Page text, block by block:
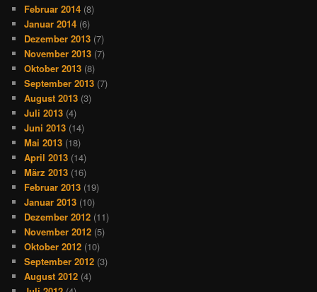
Februar 2014 (8)
Januar 2014 (6)
Dezember 2013 (7)
November 2013 (7)
Oktober 2013 (8)
September 2013 (7)
August 2013 (3)
Juli 2013 (4)
Juni 2013 (14)
Mai 2013 (18)
April 2013 (14)
März 2013 (16)
Februar 2013 (19)
Januar 2013 (10)
Dezember 2012 (11)
November 2012 (5)
Oktober 2012 (10)
September 2012 (3)
August 2012 (4)